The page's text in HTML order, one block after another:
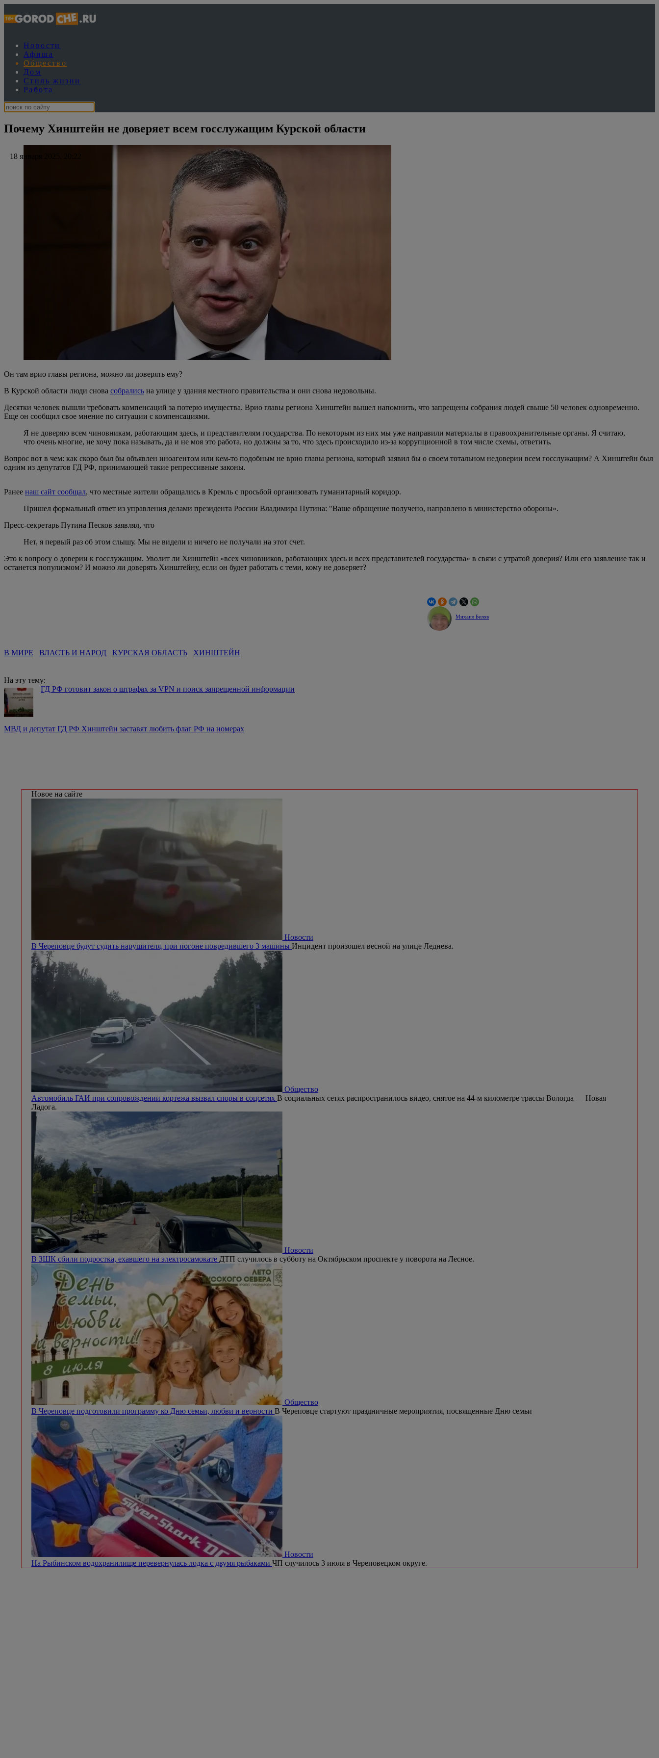
Новости
Афиша
Общество
Дом
Стиль жизни
Работа
Почему Хинштейн не доверяет всем госслужащим Курской области
18 января 2025, 20:22
Он там врио главы региона, можно ли доверять ему?
В Курской области люди снова собрались на улице у здания местного правительства и они снова недовольны.
Десятки человек вышли требовать компенсаций за потерю имущества. Врио главы региона Хинштейн вышел напомнить, что запрещены собрания людей свыше 50 человек одновременно.
Еще он сообщил свое мнение по ситуации с компенсациями.
Я не доверяю всем чиновникам, работающим здесь, и представителям государства. По некоторым из них мы уже направили материалы в правоохранительные органы. Я считаю,
что очень многие, не хочу пока называть, да и не моя это работа, но должны за то, что здесь происходило из-за коррупционной в том числе схемы, ответить.
Вопрос вот в чем: как скоро был бы объявлен иноагентом или кем-то подобным не врио главы региона, который заявил бы о своем тотальном недоверии всем госслужащим? А Хинштейн был
одним из депутатов ГД РФ, принимающей такие репрессивные законы.
Ранее наш сайт сообщал, что местные жители обращались в Кремль с просьбой организовать гуманитарный коридор.
Пришел формальный ответ из управления делами президента России Владимира Путина: "Ваше обращение получено, направлено в министерство обороны».
Пресс-секретарь Путина Песков заявлял, что
Нет, я первый раз об этом слышу. Мы не видели и ничего не получали на этот счет.
Это к вопросу о доверии к госслужащим. Уволит ли Хинштейн «всех чиновников, работающих здесь и всех представителей государства» в связи с утратой доверия? Или его заявление так и
останется популизмом? И можно ли доверять Хинштейну, если он будет работать с теми, кому не доверяет?
Михаил Белов
В МИРЕ ВЛАСТЬ И НАРОД КУРСКАЯ ОБЛАСТЬ ХИНШТЕЙН
На эту тему:
ГД РФ готовит закон о штрафах за VPN и поиск запрещенной информации
МВД и депутат ГД РФ Хинштейн заставят любить флаг РФ на номерах
Новое на сайте
Новости
В Череповце будут судить нарушителя, при погоне повредившего 3 машины Инцидент произошел весной на улице Леднева.
Общество
Автомобиль ГАИ при сопровождении кортежа вызвал споры в соцсетях В социальных сетях распространилось видео, снятое на 44-м километре трассы Вологда — Новая
Ладога.
Новости
В ЗШК сбили подростка, ехавшего на электросамокате ДТП случилось в субботу на Октябрьском проспекте у поворота на Лесное.
Общество
В Череповце подготовили программу ко Дню семьи, любви и верности В Череповце стартуют праздничные мероприятия, посвященные Дню семьи
Новости
На Рыбинском водохранилище перевернулась лодка с двумя рыбаками ЧП случилось 3 июля в Череповецком округе.